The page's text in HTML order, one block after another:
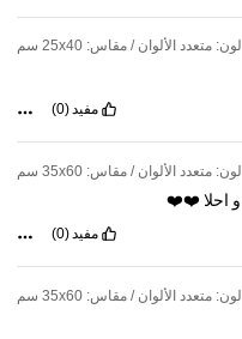
لون: متعدد الألوان / مقاس: 25x40 سم
مفيد (0)
لون: متعدد الألوان / مقاس: 35x60 سم
و احلا ❤️❤️
مفيد (0)
لون: متعدد الألوان / مقاس: 35x60 سم